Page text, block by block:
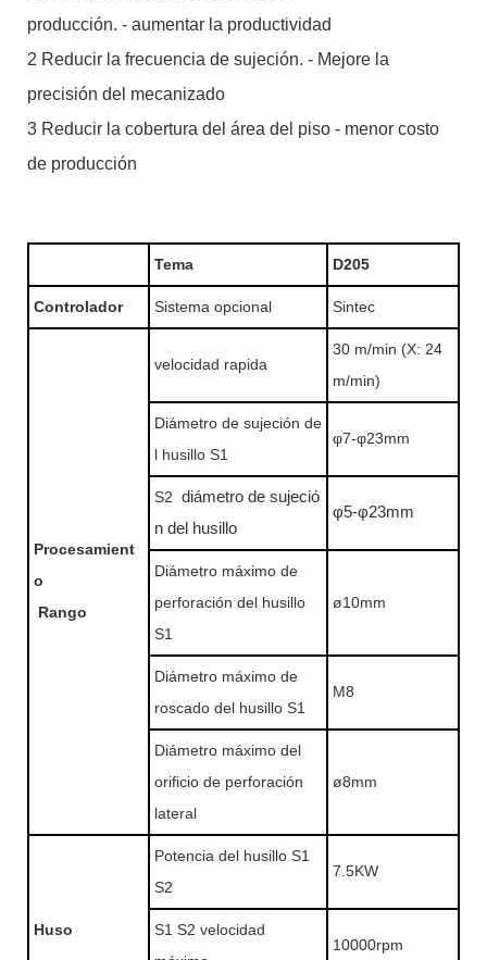
producción. - aumentar la productividad
2 Reducir la frecuencia de sujeción. - Mejore la
precisión del mecanizado
3 Reducir la cobertura del área del piso - menor costo
de producción
Tema D205
Controlador Sistema opcional Sintec
Procesamient
o
Rango
velocidad rapida
30 m/min (X: 24
m/min)
Diámetro de sujeción de
l husillo S1
φ7-φ23mm
S2 diámetro de sujeció
n del husillo
φ5-φ23mm
Diámetro máximo de
perforación del husillo
S1
ø10mm
Diámetro máximo de
roscado del husillo S1
M8
Diámetro máximo del
orificio de perforación
lateral
ø8mm
Huso
Potencia del husillo S1
S2
7.5KW
S1 S2 velocidad
10000rpm